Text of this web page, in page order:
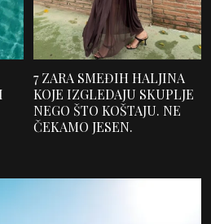
7 ZARA SMEĐIH HALJINA
KOJE IZGLEDAJU SKUPLJE
NEGO ŠTO KOŠTAJU. NE
ČEKAMO JESEN.